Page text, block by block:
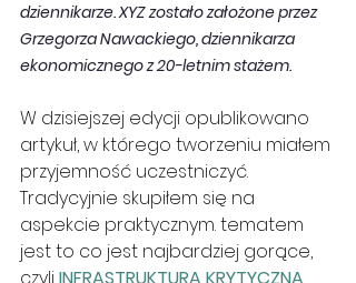
dziennikarze. XYZ zostało założone przez
Grzegorza Nawackiego, dziennikarza
ekonomicznego z 20-letnim stażem.
W dzisiejszej edycji opublikowano
artykuł, w którego tworzeniu miałem
przyjemność uczestniczyć.
Tradycyjnie skupiłem się na
aspekcie praktycznym. tematem
jest to co jest najbardziej gorące,